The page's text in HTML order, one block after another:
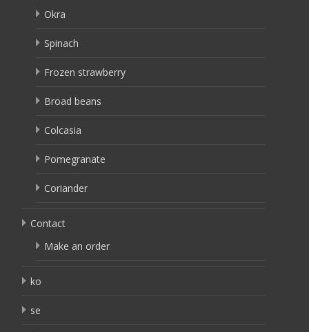
Okra
Spinach
Frozen strawberry
Broad beans
Colcasia
Pomegranate
Coriander
Contact
Make an order
ko
se